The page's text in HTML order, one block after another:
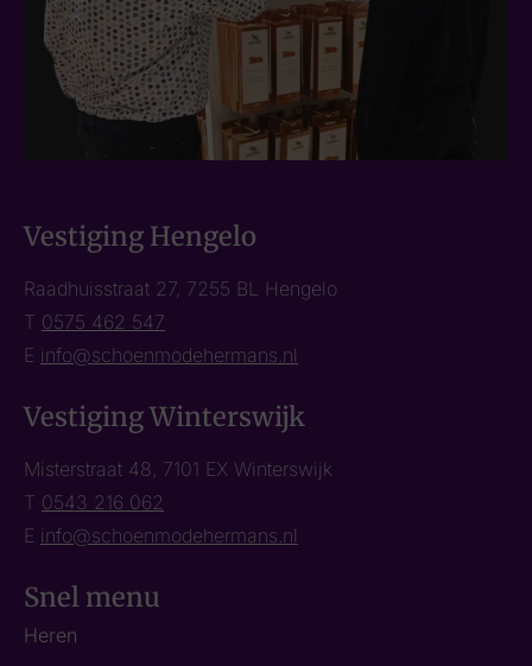
Vestiging Hengelo
Raadhuisstraat 27, 7255 BL Hengelo
T 0575 462 547
E info@schoenmodehermans.nl
Vestiging Winterswijk
Misterstraat 48, 7101 EX Winterswijk
T 0543 216 062
E info@schoenmodehermans.nl
Snel menu
Heren